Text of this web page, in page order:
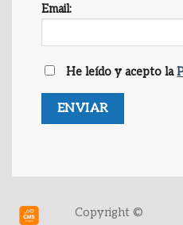
Email:
He leído y acepto la
Copyright ©